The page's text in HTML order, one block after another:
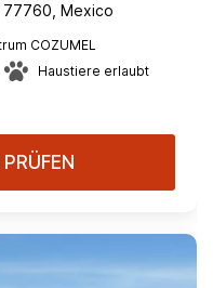
77760, Mexico
COZUMEL
Haustiere erlaubt